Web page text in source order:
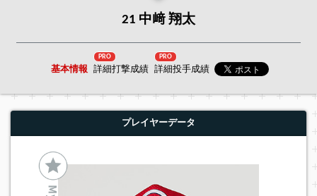
21 中﨑 翔太
基本情報
PRO
詳細打撃成績
PRO
詳細投手成績
プレイヤーデータ